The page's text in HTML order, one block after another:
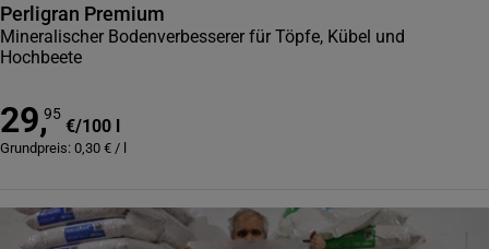
Perligran Premium
Mineralischer Bodenverbesserer für Töpfe, Kübel und
Hochbeete
29,95
€/100 l
Grundpreis: 0,30 € / l